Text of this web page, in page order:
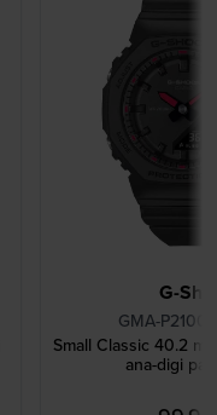
G-
GMA-
Small Classic 40.2
ana-digi